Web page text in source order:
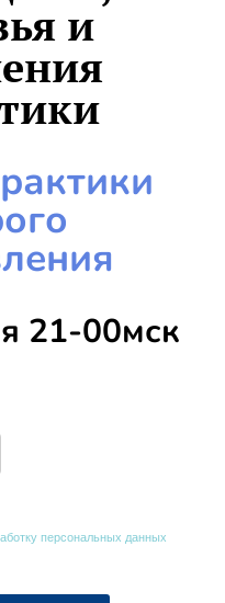
и
21-00мск
персональных данных